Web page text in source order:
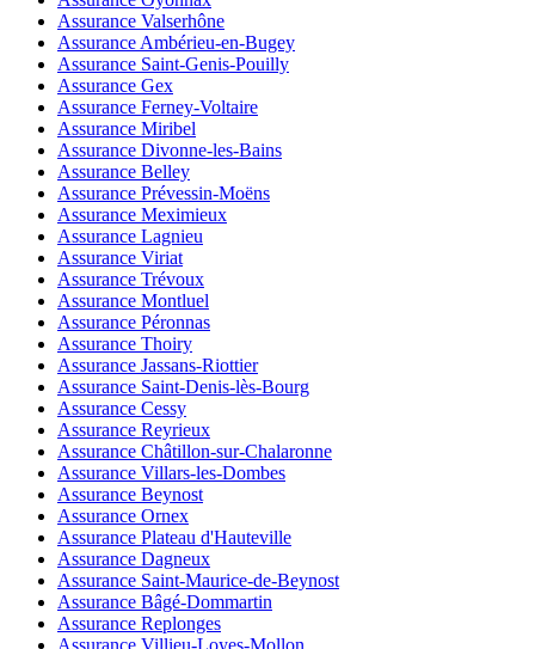
Assurance Valserhône
Assurance Ambérieu-en-Bugey
Assurance Saint-Genis-Pouilly
Assurance Gex
Assurance Ferney-Voltaire
Assurance Miribel
Assurance Divonne-les-Bains
Assurance Belley
Assurance Prévessin-Moëns
Assurance Meximieux
Assurance Lagnieu
Assurance Viriat
Assurance Trévoux
Assurance Montluel
Assurance Péronnas
Assurance Thoiry
Assurance Jassans-Riottier
Assurance Saint-Denis-lès-Bourg
Assurance Cessy
Assurance Reyrieux
Assurance Châtillon-sur-Chalaronne
Assurance Villars-les-Dombes
Assurance Beynost
Assurance Ornex
Assurance Plateau d'Hauteville
Assurance Dagneux
Assurance Saint-Maurice-de-Beynost
Assurance Bâgé-Dommartin
Assurance Replonges
Assurance Villieu-Loyes-Mollon